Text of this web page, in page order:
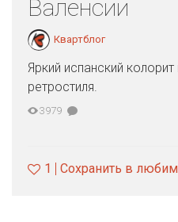
Валенсии
Квартблог
Яркий испанский
ретростиля.
3979
1 Сохранить в